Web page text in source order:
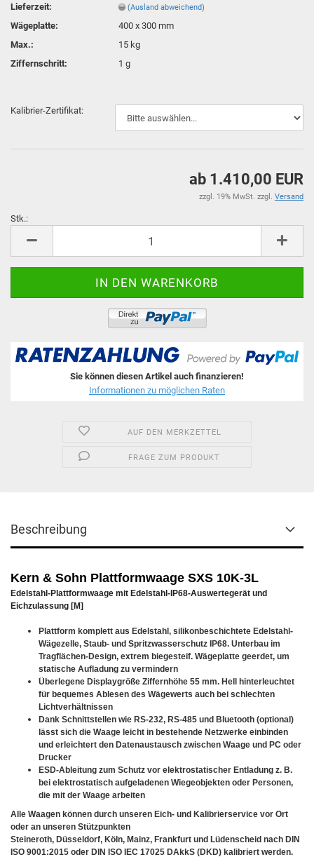
Lieferzeit:
(Ausland abweichend)
Wägeplatte:
400 x 300 mm
Max.:
15 kg
Ziffernschritt:
1 g
Kalibrier-Zertifikat:
ab 1.410,00 EUR
zzgl. 19% MwSt. zzgl. Versand
Stk.:
Sie können diesen Artikel auch finanzieren!
Informationen zu möglichen Raten
AUF DEN MERKZETTEL
FRAGE ZUM PRODUKT
Beschreibung
Kern & Sohn Plattformwaage SXS 10K-3L
Edelstahl-Plattformwaage mit Edelstahl-IP68-Auswertegerät und
Eichzulassung [M]
Plattform komplett aus Edelstahl, silikonbeschichtete Edelstahl-
Wägezelle, Staub- und Spritzwasserschutz IP68. Unterbau im
Tragflächen-Design, extrem biegesteif. Wägeplatte geerdet, um
statische Aufladung zu vermindern
Überlegene Displaygröße Ziffernhöhe 55 mm. Hell hinterleuchtet
für bequemes Ablesen des Wägewerts auch bei schlechten
Lichtverhältnissen
Dank Schnittstellen wie RS-232, RS-485 und Bluetooth (optional)
lässt sich die Waage leicht in bestehende Netzwerke einbinden
und erleichtert den Datenaustausch zwischen Waage und PC oder
Drucker
ESD-Ableitung zum Schutz vor elektrostatischer Entladung z. B.
bei elektrostatisch aufgeladenen Wiegeobjekten oder Personen,
die mit der Waage arbeiten
Alle Waagen können durch unseren Eich- und Kalibrierservice vor Ort
oder an unseren Stützpunkten
Steineroth, Düsseldorf, Köln, Mainz, Frankfurt und Lüdenscheid nach DIN
ISO 9001:2015 oder DIN ISO IEC 17025 DAkkS (DKD) kalibriert werden.